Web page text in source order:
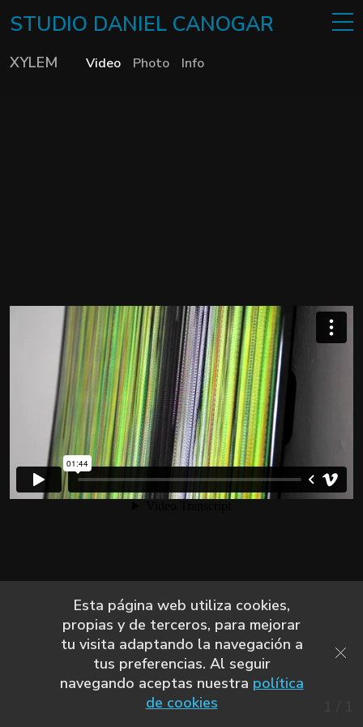
STUDIO DANIEL CANOGAR
XYLEM Video Photo Info
Esta página web utiliza cookies,
propias y de terceros, para mejorar
tu visita adaptando la navegación a
tus preferencias. Al seguir
navegando aceptas nuestra política
de cookies